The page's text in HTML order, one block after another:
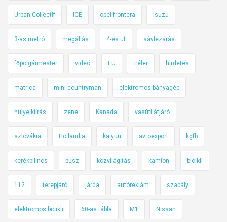
y
e
t
u
n
n
o
t
e
Urban Collëctif ICE opel frontera Isuzu
3-as metró megállás 4-es út sávlezárás
főpolgármester videó EU tréler hirdetés
matrica mini countryman elektromos bányagép
hülye kiírás zene Kanada vasúti átjáró
szlovákia Hollandia kaiyun avtoexport kgfb
kerékbilincs busz közvilágítás kamion bicikli
112 terepjáró járda autóreklám szabály
elektromos bicikli 60-as tábla M1 Nissan